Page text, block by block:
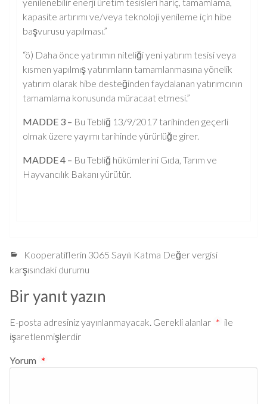
kapasite artırımı ve/veya teknoloji yenileme için hibe
başvurusu yapılması.”
“ö) Daha önce yatırımın niteliği yeni yatırım tesisi veya
kısmen yapılmış yatırımların tamamlanmasına yönelik
yatırım olarak hibe desteğinden faydalanan yatırımcının
tamamlama konusunda müracaat etmesi.”
MADDE 3 – Bu Tebliğ 13/9/2017 tarihinden geçerli
olmak üzere yayımı tarihinde yürürlüğe girer.
MADDE 4 – Bu Tebliğ hükümlerini Gıda, Tarım ve
Hayvancılık Bakanı yürütür.
Kooperatiflerin 3065 Sayılı Katma Değer vergisi
karşısındaki durumu
Bir yanıt yazın
E-posta adresiniz yayınlanmayacak. Gerekli alanlar * ile
işaretlenmişlerdir
Yorum *